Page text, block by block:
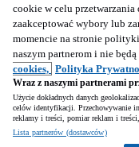
Nasze
cookie w celu
zaakceptować wybory lub
momencie na stronie
naszym partnerom i nie
cookies, Polityka
Wraz z naszymi partnerami
Użycie dokładnych danych
celów identyfikacji. Przechowywanie
reklamy i treści, pomiar reklam i
Lista partnerów (dostawców)